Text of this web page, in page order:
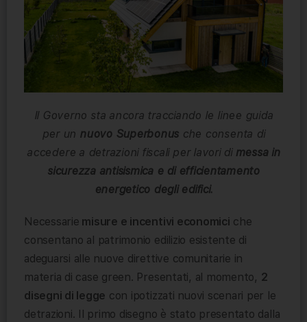
Il Governo sta ancora tracciando le linee guida
per un nuovo Superbonus che consenta di
accedere a detrazioni fiscali per lavori di messa in
sicurezza antisismica e di efficientamento
energetico degli edifici.
Necessarie misure e incentivi economici che
consentano al patrimonio edilizio esistente di
adeguarsi alle nuove direttive comunitarie in
materia di case green. Presentati, al momento, 2
disegni di legge con ipotizzati nuovi scenari per le
detrazioni. Il primo disegno è stato presentato dalla